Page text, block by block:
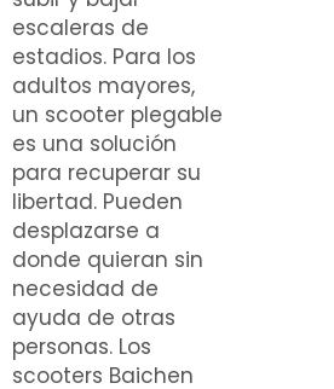
escaleras de
estadios. Para los
adultos mayores,
un scooter plegable
es una solución
para recuperar su
libertad. Pueden
desplazarse a
donde quieran sin
necesidad de
ayuda de otras
personas. Los
scooters Baichen